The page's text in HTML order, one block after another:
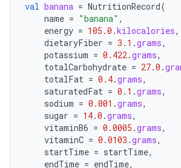
val banana = NutritionRecord(
name = "banana" ,
energy = 105.0 .kilocalories,
dietaryFiber = 3.1 .grams,
potassium = 0.422.grams,
totalCarbohydrate = 27.0 .
totalFat = 0.4.grams,
saturatedFat = 0.1 .grams,
sodium = 0.001 .grams,
sugar = 14.0 .grams,
vitaminB6 = 0.0005 .grams,
vitaminC = 0.0103 .grams,
startTime = startTime,
endTime = endTime,